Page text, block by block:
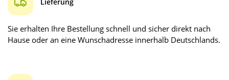
Sie erhalten Ihre Bestellung schnell und sicher direkt nach
Hause oder an eine Wunschadresse innerhalb Deutschlands.